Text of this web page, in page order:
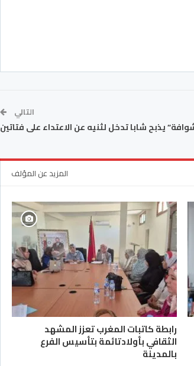
التالي
يذبح شابا تدخل لثنيه عن الاعتداء على فتاتين
المزيد عن المؤلف
رابطة كاتبات المغرب تعزز المشهد
الثقافي بأولادتائمة بتأسيس الفرع
بالمدينة